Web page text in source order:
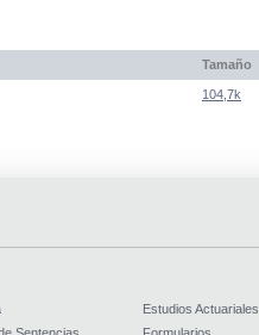
Tamaño
104,7k
Estudios Actuariales